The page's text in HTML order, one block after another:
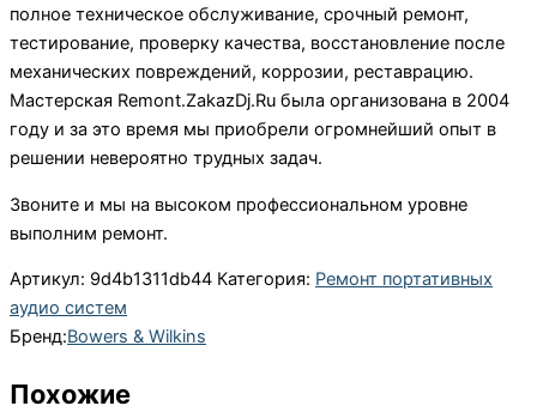
полное техническое обслуживание, срочный ремонт,
тестирование, проверку качества, восстановление после
механических повреждений, коррозии, реставрацию.
Мастерская Remont.ZakazDj.Ru была организована в 2004
году и за это время мы приобрели огромнейший опыт в
решении невероятно трудных задач.
Звоните и мы на высоком профессиональном уровне
выполним ремонт.
Артикул: 9d4b1311db44 Категория: Ремонт портативных
аудио систем
Бренд:Bowers & Wilkins
Похожие